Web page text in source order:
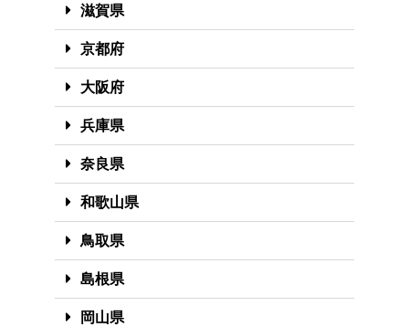
滋賀県
京都府
大阪府
兵庫県
奈良県
和歌山県
鳥取県
島根県
岡山県